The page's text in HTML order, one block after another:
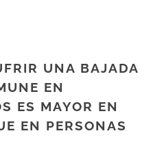
UNA BAJADA
EN
ES MAYOR EN
EN PERSONAS